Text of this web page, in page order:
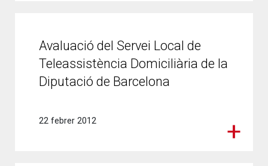
Avaluació del Servei Local de
Teleassistència Domiciliària de la
Diputació de Barcelona
22 febrer 2012